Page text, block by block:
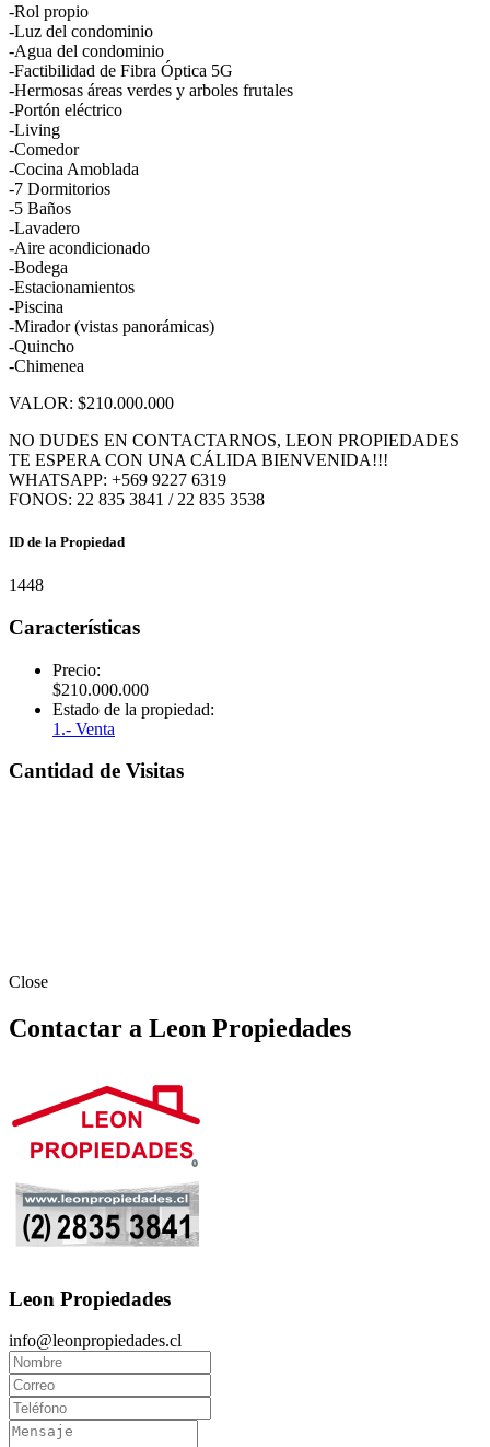
-Rol propio
-Luz del condominio
-Agua del condominio
-Factibilidad de Fibra Óptica 5G
-Hermosas áreas verdes y arboles frutales
-Portón eléctrico
-Living
-Comedor
-Cocina Amoblada
-7 Dormitorios
-5 Baños
-Lavadero
-Aire acondicionado
-Bodega
-Estacionamientos
-Piscina
-Mirador (vistas panorámicas)
-Quincho
-Chimenea
VALOR: $210.000.000
NO DUDES EN CONTACTARNOS, LEON PROPIEDADES
TE ESPERA CON UNA CÁLIDA BIENVENIDA!!!
WHATSAPP: +569 9227 6319
FONOS: 22 835 3841 / 22 835 3538
ID de la Propiedad
1448
Características
Precio:
$210.000.000
Estado de la propiedad:
1.- Venta
Cantidad de Visitas
Close
Contactar a Leon Propiedades
Leon Propiedades
info@leonpropiedades.cl